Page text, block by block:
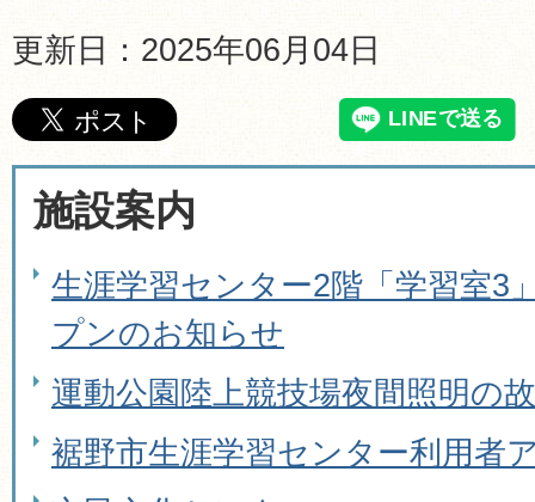
更新日：2025年06月04日
施設案内
生涯学習センター2階「学習室3
プンのお知らせ
運動公園陸上競技場夜間照明の
裾野市生涯学習センター利用者